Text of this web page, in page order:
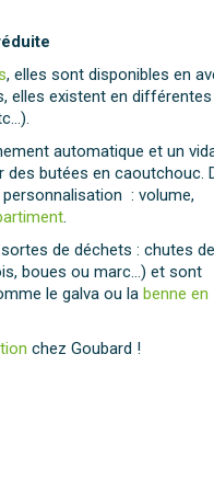
, elles sont disponibles en
elles existent en différentes
automatique et un
des butées en caoutchouc.
: volume,
.
de déchets : chutes de
boues ou marc…) et sont
le galva ou la benne en
chez Goubard !